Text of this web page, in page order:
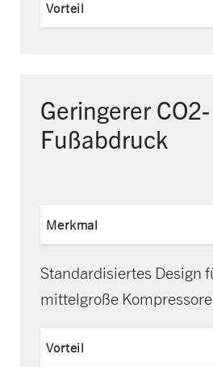
Vorteil
Geringerer CO2-
Fußabdruck
Merkmal
Standardisiertes Design
mittelgroße
Vorteil